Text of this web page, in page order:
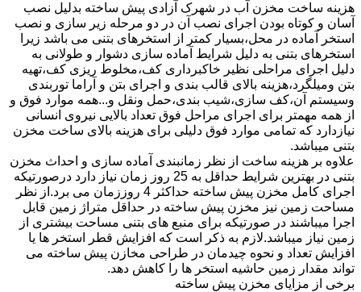
هزینه ساخت مخزن آب در شهرک آزادی پیش ساخته بدلیل نصب
آسان و کوتاه بودن اجرای نصب آن در دو مرحله زیر سازی و نصب
استخر آماده در محل،بسیار کمتر از استخرهای بتنی می باشد زیرا
استخرهای بتنی به دلیل شرایط آماده سازی دشوار و طولانی به
دلیل اجرای مراحلی نظیر خاکبرداری کف،مخلوط ریزی کف،تهیه
بتن ومیلگرد،هزینه بالای قالب بندی و اجرای بتن و آراما توربندی
وسیستم آن،کف سازی،شیب بندی،حمل ونقل و...همه موارد فوق و
از همه مهمتر برای اجرای مراحل فوق تعداد بالایی نیروی انسانی
نیازدارد که تمامی موارد فوق دلیلی برای هزینه بالای ساخت مخزن
بتنی میباشد.
علاوه بر هزینه ساخت از نظر زمانبندی آماده سازی و احداث مخزن
بتنی در بهترین شرایط حداقل به 25 روز زمان نیاز دارد درصورتیکه
اجرای کامل مخزن پیش ساخته حداکثر 4 روززمان می برد.از نظر
مساحت زمین نیز مخزن پیش ساخته در حداقل متراژ زمین قابل
اجرا میباشند در صورتیکه برای منبع های بتنی مساحت بیشتری از
زمین نیاز میباشد.لازم به ذکر است که افزایش قطر استخر ها یا
افزایش تعداد و نحوه چیدمان در طراحی مخازن پیش ساخته می
تواند مقدار زمین حاشیه استخر ها را کاهش دهد.
برخی از مزایای مخزن پیش ساخته